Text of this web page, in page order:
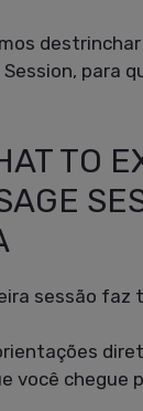
para
TO
sessão
você chegue